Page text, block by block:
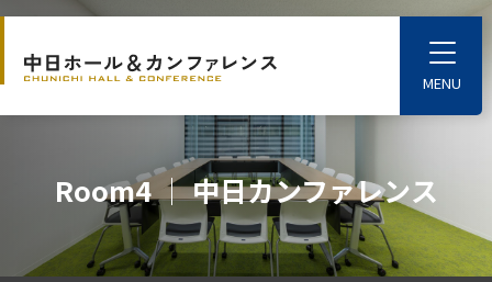
S
T
o
g
u
Room4 │ 中日カンファレンス